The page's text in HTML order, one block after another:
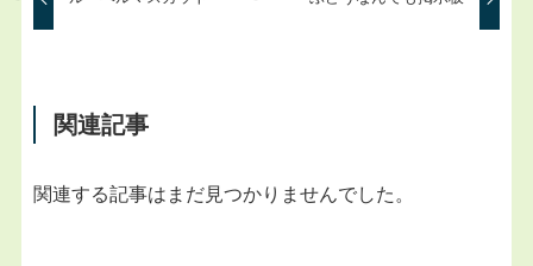
関連記事
関連する記事はまだ見つかりませんでした。